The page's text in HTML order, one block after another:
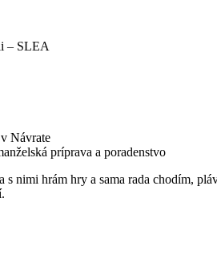
– SLEA
Návrate
príprava a poradenstvo
nimi hrám hry a sama rada chodím,